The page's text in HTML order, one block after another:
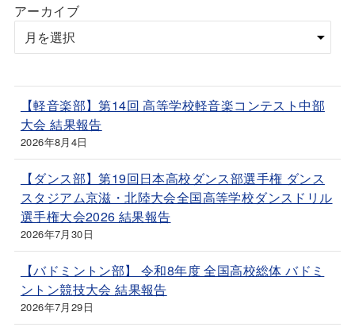
アーカイブ
【軽音楽部】第14回 高等学校軽音楽コンテスト中部
大会 結果報告
2026年8月4日
【ダンス部】第19回日本高校ダンス部選手権 ダンス
スタジアム京滋・北陸大会全国高等学校ダンスドリル
選手権大会2026 結果報告
2026年7月30日
【バドミントン部】 令和8年度 全国高校総体 バドミ
ントン競技大会 結果報告
2026年7月29日